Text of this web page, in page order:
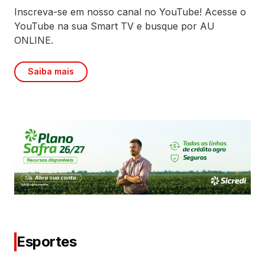
Inscreva-se em nosso canal no YouTube! Acesse o
YouTube na sua Smart TV e busque por AU
ONLINE.
Saiba mais
Esportes